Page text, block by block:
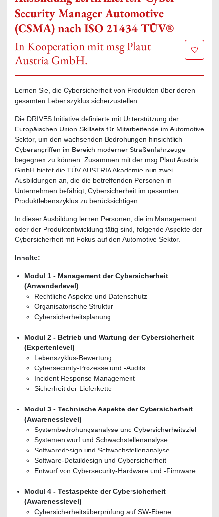
Security Manager Automotive
(CSMA) nach ISO 21434 TÜV®
In Kooperation mit msg Plaut
Austria GmbH.
Zur
Lernen Sie, die Cybersicherheit von Produkten über deren
gesamten Lebenszyklus sicherzustellen.
Die DRIVES Initiative definierte mit Unterstützung der
Europäischen Union Skillsets für Mitarbeitende im Automotive
Sektor, um den wachsenden Bedrohungen hinsichtlich
Cyberangriffen im Bereich moderner Straßenfahrzeuge
begegnen zu können. Zusammen mit der msg Plaut Austria
GmbH bietet die TÜV AUSTRIA Akademie nun zwei
Ausbildungen an, die die betreffenden Personen in
Unternehmen befähigt, Cybersicherheit im gesamten
Produktlebenszyklus zu berücksichtigen.
In dieser Ausbildung lernen Personen, die im Management
oder der Produktentwicklung tätig sind, folgende Aspekte der
Cybersicherheit mit Fokus auf den Automotive Sektor.
Inhalte:
Modul 1 - Management der Cybersicherheit
(Anwenderlevel)
Rechtliche Aspekte und Datenschutz
Organisatorische Struktur
Cybersicherheitsplanung
Modul 2 - Betrieb und Wartung der Cybersicherheit
(Expertenlevel)
Lebenszyklus-Bewertung
Cybersecurity-Prozesse und -Audits
Incident Response Management
Sicherheit der Lieferkette
Modul 3 - Technische Aspekte der Cybersicherheit
(Awarenesslevel)
Systembedrohungsanalyse und Cybersicherheitsziel
Systementwurf und Schwachstellenanalyse
Softwaredesign und Schwachstellenanalyse
Software-Detaildesign und Cybersicherheit
Entwurf von Cybersecurity-Hardware und -Firmware
Modul 4 - Testaspekte der Cybersicherheit
(Awarenesslevel)
Cybersicherheitsüberprüfung auf SW-Ebene